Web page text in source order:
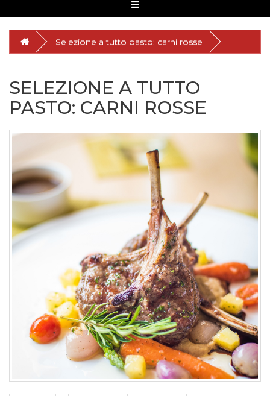
Selezione a tutto pasto: carni rosse
SELEZIONE A TUTTO
PASTO: CARNI ROSSE